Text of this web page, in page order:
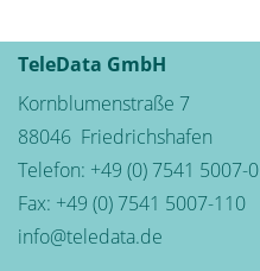
TeleData GmbH
Kornblumenstraße 7
88046 Friedrichshafen
Telefon: +49 (0) 7541 5007-0
Fax: +49 (0) 7541 5007-110
info@teledata.de